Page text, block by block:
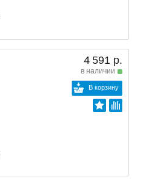
4 591 р.
в наличии
В корзину